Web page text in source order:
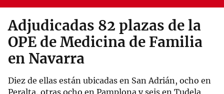
Adjudicadas 82 plazas de la
OPE de Medicina de Familia
en Navarra
Diez de ellas están ubicadas en San Adrián, ocho en
Peralta, otras ocho en Pamplona y seis en Tudela